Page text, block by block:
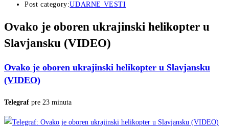
Post category:UDARNE VESTI
Ovako je oboren ukrajinski helikopter u
Slavjansku (VIDEO)
Ovako je oboren ukrajinski helikopter u Slavjansku
(VIDEO)
Telegraf pre 23 minuta